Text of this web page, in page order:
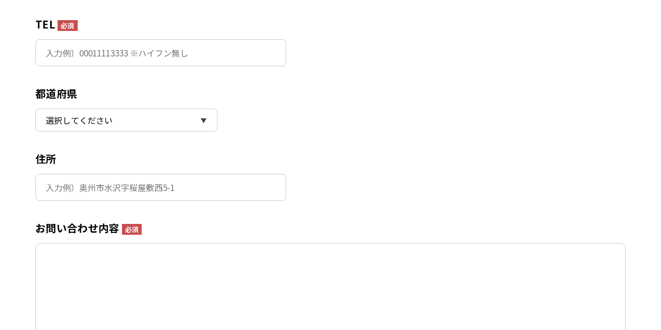
TEL 必須
都道府県
住所
お問い合わせ内容 必須